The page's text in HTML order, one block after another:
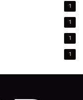
1
1
1
1